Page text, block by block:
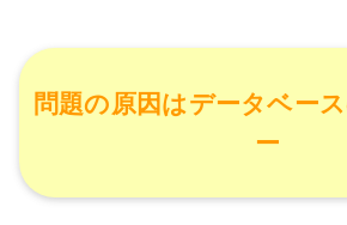
問題の原因はデータベー
ー